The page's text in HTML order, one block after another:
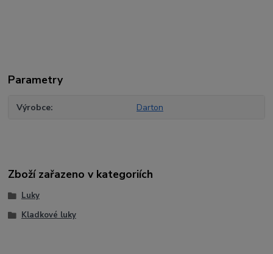
Parametry
Výrobce Darton
Zboží zařazeno v kategoriích
Luky
Kladkové luky